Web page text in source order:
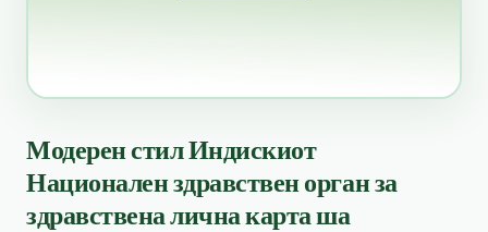
Модерен стил Индискиот
Национален здравствен орган за
здравствена лична карта ша